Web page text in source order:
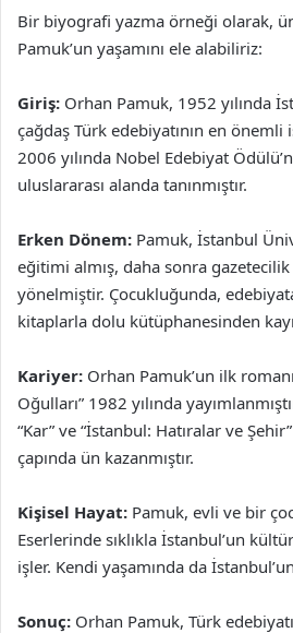
Bir biyografi yazma örneği olarak,
Pamuk’un yaşamını ele alabiliriz:
Giriş: Orhan Pamuk, 1952 yılında
çağdaş Türk edebiyatının en
2006 yılında Nobel Edebiyat
uluslararası alanda tanınmıştır.
Erken Dönem: Pamuk, İstanbul
eğitimi almış, daha sonra
yönelmiştir. Çocukluğunda,
kitaplarla dolu kütüphanesinden
Kariyer: Orhan Pamuk’un ilk
Oğulları” 1982 yılında
“Kar” ve “İstanbul: Hatıralar ve
çapında ün kazanmıştır.
Kişisel Hayat: Pamuk, evli ve bir
Eserlerinde sıklıkla İstanbul’un
işler. Kendi yaşamında da
Sonuç: Orhan Pamuk, Türk